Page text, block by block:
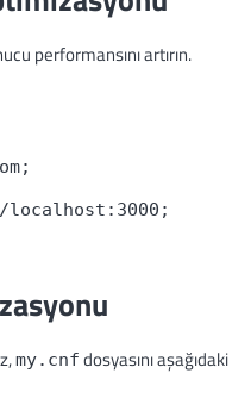
performansını artırın.
localhost:3000;
my.cnf dosyasını aşağıdaki